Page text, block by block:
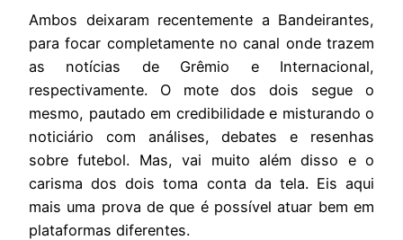
Ambos deixaram recentemente a Bandeirantes,
para focar completamente no canal onde trazem
as notícias de Grêmio e Internacional,
respectivamente. O mote dos dois segue o
mesmo, pautado em credibilidade e misturando o
noticiário com análises, debates e resenhas
sobre futebol. Mas, vai muito além disso e o
carisma dos dois toma conta da tela. Eis aqui
mais uma prova de que é possível atuar bem em
plataformas diferentes.